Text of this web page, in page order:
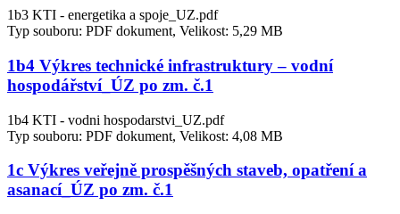
1b3 KTI - energetika a spoje_UZ.pdf
Typ souboru: PDF dokument, Velikost: 5,29 MB
1b4 Výkres technické infrastruktury – vodní
hospodářství_ÚZ po zm. č.1
1b4 KTI - vodni hospodarstvi_UZ.pdf
Typ souboru: PDF dokument, Velikost: 4,08 MB
1c Výkres veřejně prospěšných staveb, opatření a
asanací_ÚZ po zm. č.1